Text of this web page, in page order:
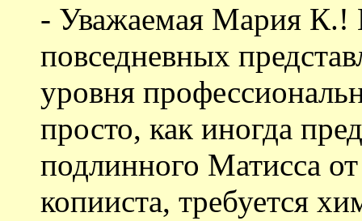
- Уважаемая Мария К.!
повседневных
уровня
просто, как иногда
подлинного Матисса
копииста, требуется